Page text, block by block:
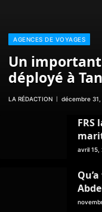
AGENCES DE VOYAGES
Un
déployé à
LA RÉDACTION décembre
FRS
avril 15,
du